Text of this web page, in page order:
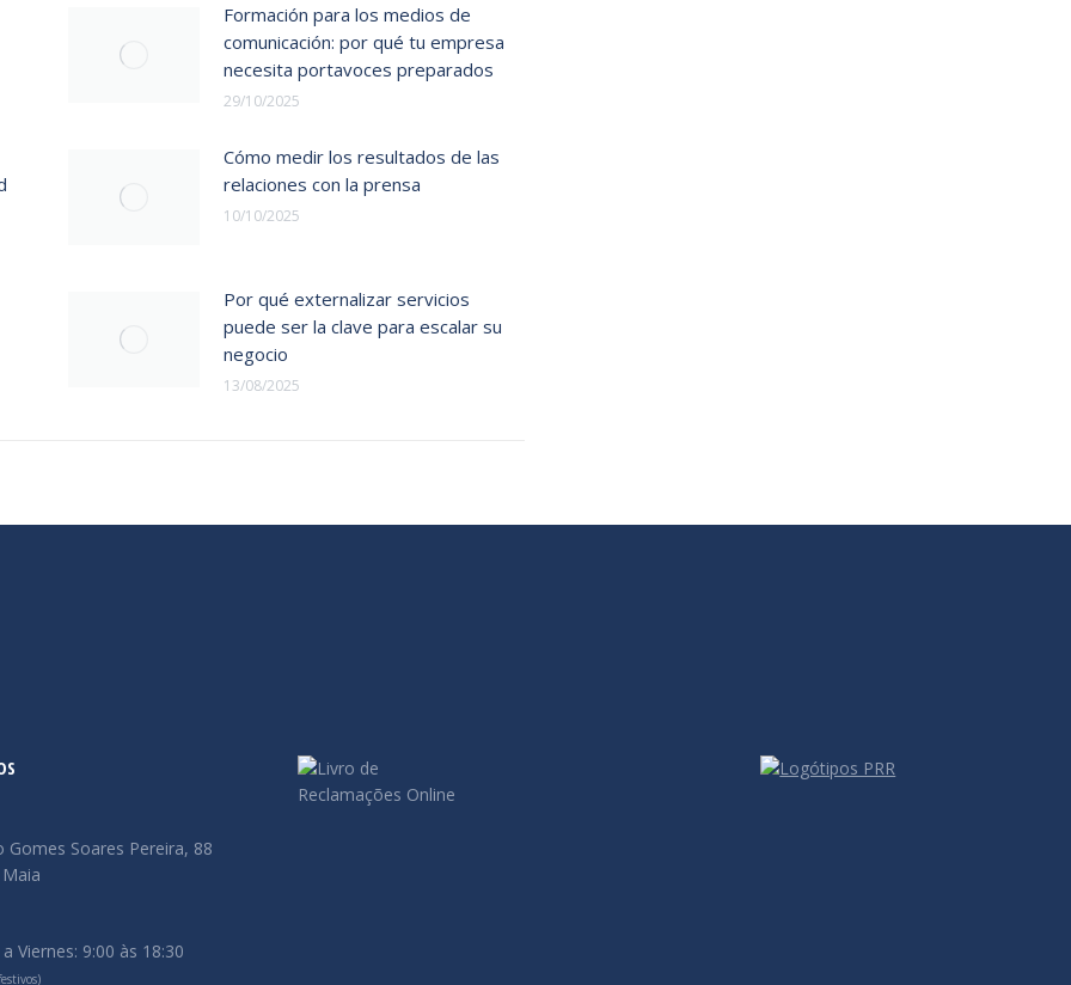
Formación para los medios de
comunicación: por qué tu empresa
necesita portavoces preparados
29/10/2025
Cómo medir los resultados de las
relaciones con la prensa
10/10/2025
Por qué externalizar servicios
puede ser la clave para escalar su
negocio
13/08/2025
Gomes Soares Pereira, 88
Viernes: 9:00 às 18:30